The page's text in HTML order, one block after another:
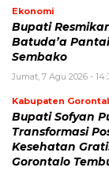
Ekonomi
Bupati
Batuda’a
Sembako
Jumat, 7 Agu 2026 -
Kabupaten
Bupati Sofyan
Transformasi
Kesehatan
Gorontalo